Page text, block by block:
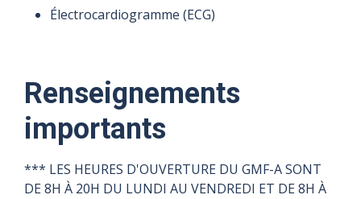
Électrocardiogramme (ECG)
Renseignements
importants
*** LES HEURES D'OUVERTURE DU GMF-A SONT
DE 8H À 20H DU LUNDI AU VENDREDI ET DE 8H À